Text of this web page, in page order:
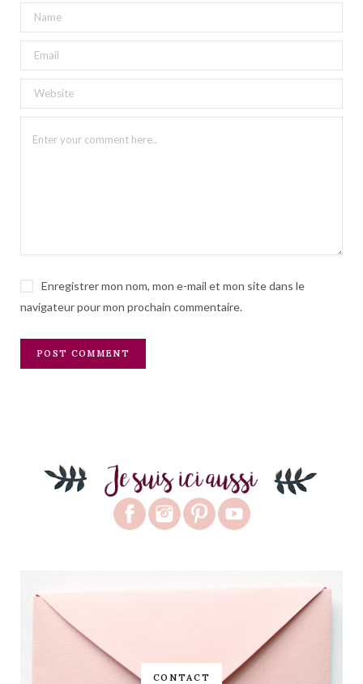
Enregistrer mon nom, mon e-mail et mon site dans le
navigateur pour mon prochain commentaire.
CONTACT